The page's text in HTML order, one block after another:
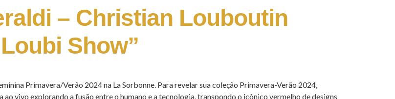
– Christian Louboutin
Show”
Primavera/Verão 2024 na La Sorbonne. Para revelar sua coleção Primavera-Verão 2024,
vivo explorando a fusão entre o humano e a tecnologia, transpondo o icônico vermelho de designs